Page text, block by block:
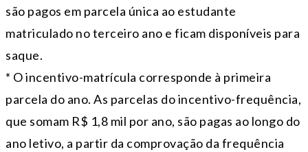
são pagos em parcela única ao estudante
matriculado no terceiro ano e ficam disponíveis para
saque.
* O incentivo-matrícula corresponde à primeira
parcela do ano. As parcelas do incentivo-frequência,
que somam R$ 1,8 mil por ano, são pagas ao longo do
ano letivo, a partir da comprovação da frequência